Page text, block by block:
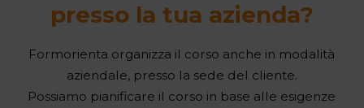
presso la tua azienda?
Formorienta organizza il corso anche in modalità
aziendale, presso la sede del cliente.
Possiamo pianificare il corso in base alle esigenze